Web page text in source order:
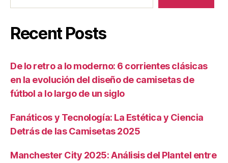
Recent Posts
De lo retro a lo moderno: 6 corrientes clásicas
en la evolución del diseño de camisetas de
fútbol a lo largo de un siglo
Fanáticos y Tecnología: La Estética y Ciencia
Detrás de las Camisetas 2025
Manchester City 2025: Análisis del Plantel entre